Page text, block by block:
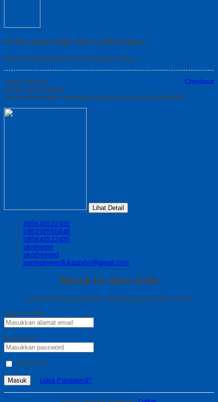
Produk yang sangat tepat, pilihan bagus..!
Berhasil ditambahkan ke keranjang belanja
Lanjut Belanja
Checkout
Produk Quick Order
Pemesanan dapat langsung menghubungi kontak dibawah:
Lihat Detail
085643522435
085230550048
085643522435
oketheme
okethemeid
permainanedukasisby@gmail.com
Masuk ke akun Anda
Selamat datang kembali, silahkan login ke akun Anda.
Alamat Email
Password
Ingat Saya
Masuk Lupa Password?